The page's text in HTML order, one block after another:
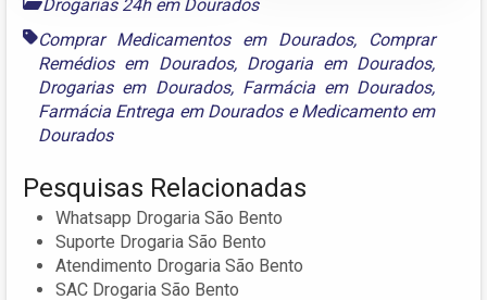
Drogarias 24h em Dourados
Comprar Medicamentos em Dourados, Comprar
Remédios em Dourados, Drogaria em Dourados,
Drogarias em Dourados, Farmácia em Dourados,
Farmácia Entrega em DouradoseMedicamento em
Dourados
Pesquisas Relacionadas
Whatsapp Drogaria São Bento
Suporte Drogaria São Bento
Atendimento Drogaria São Bento
SAC Drogaria São Bento